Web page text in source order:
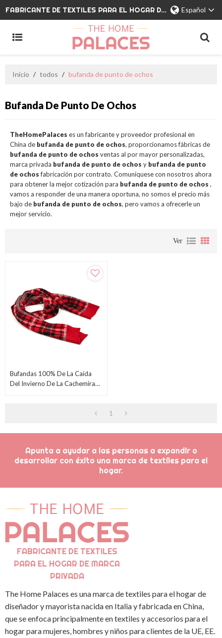
FABRICANTE DE TEXTILES PARA EL HOGAR DE MARCA PRIVADA Español
Inicio / todos / bufanda de punto de ochos
Bufanda De Punto De Ochos
TheHomePalaces es un fabricante y proveedor profesional en
China de bufanda de punto de ochos, proporcionamos fábricas de
bufanda de punto de ochos ventas al por mayor personalizadas,
marca privada bufanda de punto de ochos y bufanda de punto
de ochosfabricación por contrato. Comuníquese con nosotros ahora
para obtener la mejor cotización para bufanda de punto de ochos ,
vamos a responder de una manera oportuna, no somos el precio más
bajo de bufanda de punto de ochos, pero vamos a ofrecerle un
mejor servicio.
Ver
Bufandas 100% De La Caída
Del Invierno De La Cachemira
1
Apunta a ayudar a las personas a expandir o
desarrollar con éxito una marca de textiles para el
hogar.
FABRICANTE DE TEXTILES
PARA EL HOGAR DE MARCA
PRIVADA
The Home Palaces es una marca de textiles para el hogar de
diseñador y mayorista nacida en Italia y fabricada en China,
que se enfoca principalmente en textiles y accesorios para el
hogar para mujeres, hombres y niños para clientes de la UE, EE.